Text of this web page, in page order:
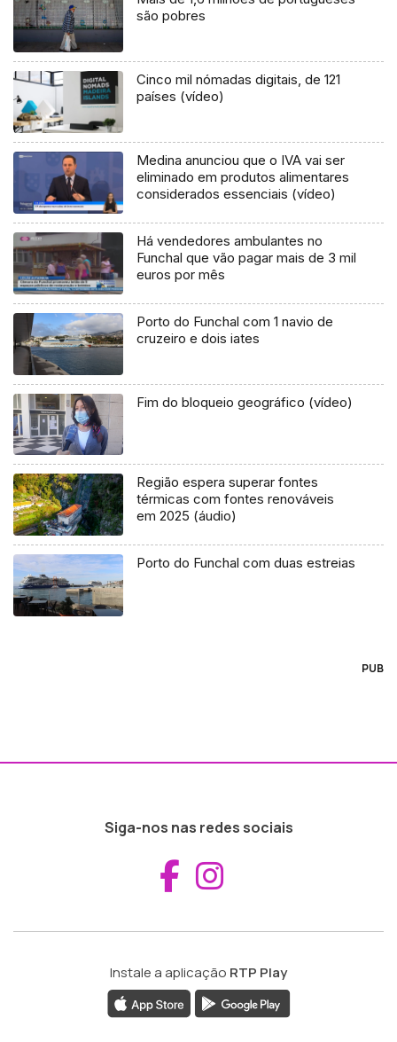
são pobres
Cinco mil nómadas digitais, de 121
países (vídeo)
Medina anunciou que o IVA vai ser
eliminado em produtos alimentares
considerados essenciais (vídeo)
Há vendedores ambulantes no
Funchal que vão pagar mais de 3 mil
euros por mês
Porto do Funchal com 1 navio de
cruzeiro e dois iates
Fim do bloqueio geográfico (vídeo)
Região espera superar fontes
térmicas com fontes renováveis
em 2025 (áudio)
Porto do Funchal com duas estreias
PUB
Siga-nos nas redes sociais
Aceder ao
Instale a aplicação RTP Play